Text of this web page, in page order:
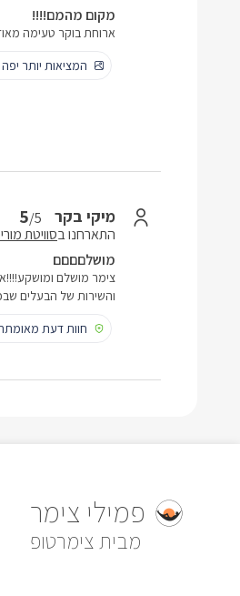
מקום מהמם!!!!
ארוחת בוקר טעימה
המציאות יותר
מיקי בקר 5/5
התארחנו בסוויטת
מושלםםםם
צימר מושלם
והשירות של הבעלים
חוות דעת
פמילי צימר
צימרטופ